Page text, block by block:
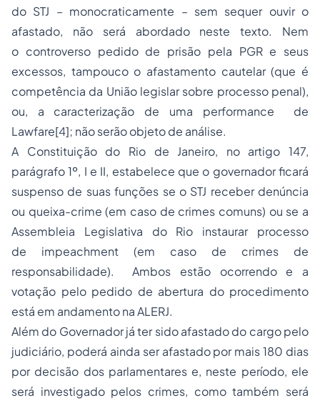
do STJ – monocraticamente – sem sequer ouvir o
afastado, não será abordado neste texto. Nem
o controverso pedido de prisão pela PGR e seus
excessos, tampouco o afastamento cautelar (que é
competência da União legislar sobre processo penal),
ou, a caracterização de uma performance de
Lawfare[4]; não serão objeto de análise.
A Constituição do Rio de Janeiro, no artigo 147,
parágrafo 1º, I e II, estabelece que o governador ficará
suspenso de suas funções se o STJ receber denúncia
ou queixa-crime (em caso de crimes comuns) ou se a
Assembleia Legislativa do Rio instaurar processo
de impeachment (em caso de crimes de
responsabilidade). Ambos estão ocorrendo e a
votação pelo pedido de abertura do procedimento
está em andamento na ALERJ.
Além do Governador já ter sido afastado do cargo pelo
judiciário, poderá ainda ser afastado por mais 180 dias
por decisão dos parlamentares e, neste período, ele
será investigado pelos crimes, como também será